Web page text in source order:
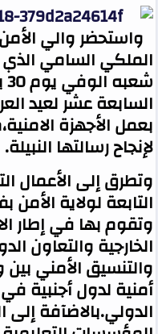
واستحضر والي
الملكي السامي
السابعة عشر لعيد
بعمل الأجهزة
لإنجاح رسالتها النبيلة.
وتطرق إلى الأعمال
التابعة لولاية
وتقوم بها في إطار
الخارجية والتعاون
والتنسيق الأمني
أمنية لدول أجنبية
الدولي.بالاضآفة